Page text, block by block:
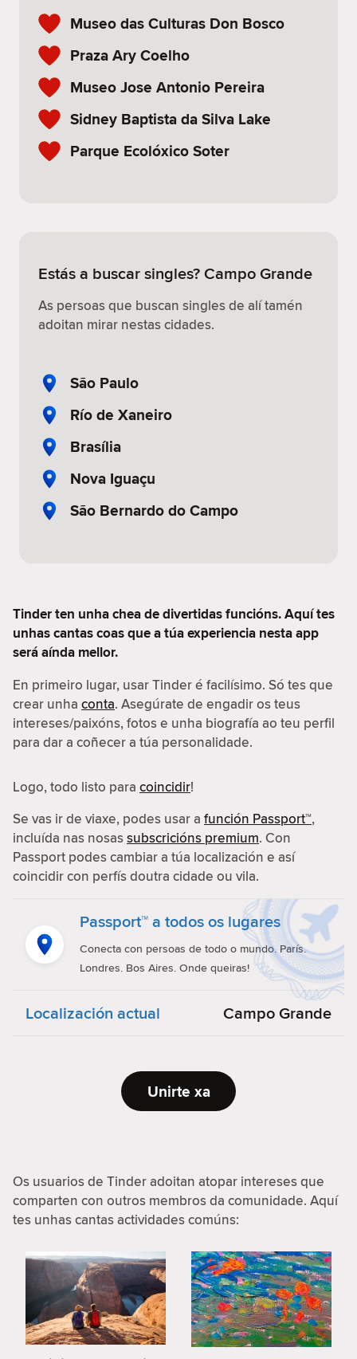
Museo das Culturas Don Bosco
Praza Ary Coelho
Museo Jose Antonio Pereira
Sidney Baptista da Silva Lake
Parque Ecolóxico Soter
Estás a buscar singles? Campo Grande
As persoas que buscan singles de alí tamén
adoitan mirar nestas cidades.
São Paulo
Río de Xaneiro
Brasília
Nova Iguaçu
São Bernardo do Campo
Tinder ten unha chea de divertidas funcións. Aquí tes
unhas cantas coas que a túa experiencia nesta app
será aínda mellor.
En primeiro lugar, usar Tinder é facilísimo. Só tes que
crear unha conta. Asegúrate de engadir os teus
intereses/paixóns, fotos e unha biografía ao teu perfil
para dar a coñecer a túa personalidade.
Logo, todo listo para coincidir!
Se vas ir de viaxe, podes usar a función Passport™,
incluída nas nosassubscricións premium. Con
Passport podes cambiar a túa localización e así
coincidir con perfís doutra cidade ou vila.
Passport™ a todos os lugares
Conecta con persoas de todo o mundo. París.
Londres. Bos Aires. Onde queiras!
Localización actual Campo Grande
Unirte xa
Os usuarios de Tinder adoitan atopar intereses que
comparten con outros membros da comunidade. Aquí
tes unhas cantas actividades comúns: